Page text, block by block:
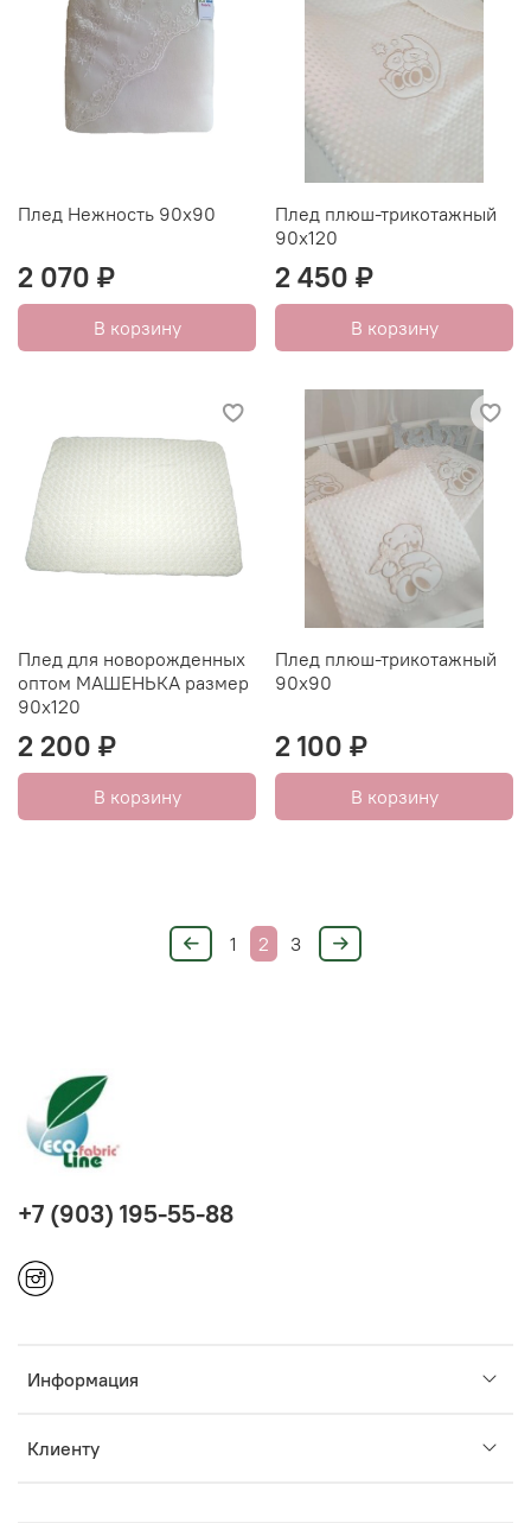
Плед Нежность 90х90
2 070 ₽
В корзину
Плед плюш-трикотажный
90х120
2 450 ₽
В корзину
Плед для новорожденных
оптом МАШЕНЬКА размер
90х120
2 200 ₽
В корзину
Плед плюш-трикотажный
90х90
2 100 ₽
В корзину
1 2 3
Информация
Клиенту
+7 (903) 195-55-88